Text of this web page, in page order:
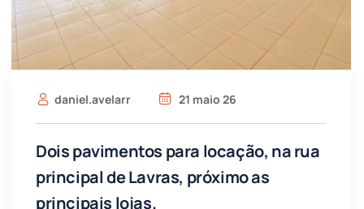
daniel.avelarr 21 maio 26
Dois pavimentos para locação, na rua
principal de Lavras, próximo as
principais lojas.